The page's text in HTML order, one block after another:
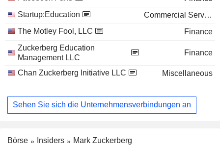
Startup:Education
Commercial Services
The Motley Fool, LLC
Finance
Zuckerberg Education
Management LLC
Finance
Chan Zuckerberg Initiative LLC Miscellaneous
Sehen Sie sich die Unternehmensverbindungen an
Börse Insiders Mark Zuckerberg